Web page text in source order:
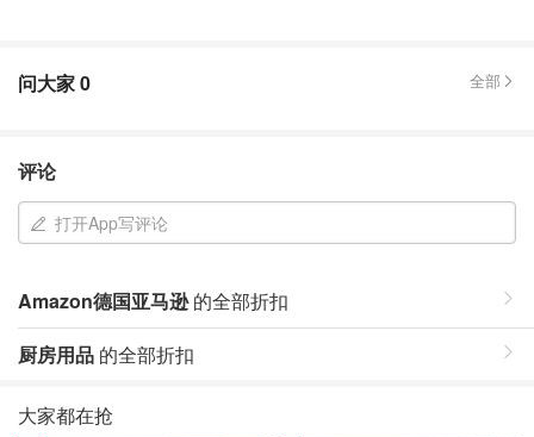
问大家0 全部
评论
打开App写评论
Amazon德国亚马逊的全部折扣
厨房用品 的全部折扣
大家都在抢